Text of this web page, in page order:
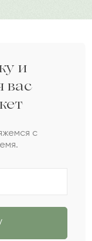
с Pro-buket.
2022-07-28
2022-07-27
2022-06-23
и
вас
с